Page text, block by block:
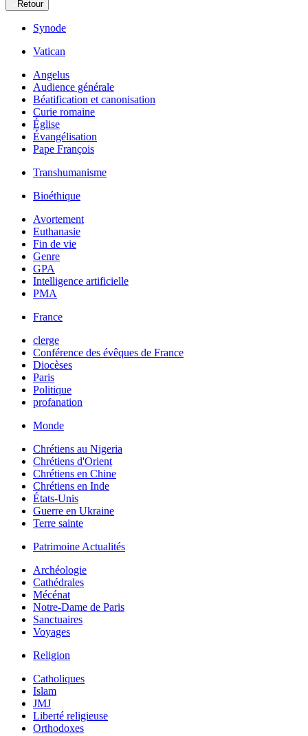
Retour
Synode
Vatican
Angelus
Audience générale
Béatification et canonisation
Curie romaine
Église
Évangélisation
Pape François
Transhumanisme
Bioéthique
Avortement
Euthanasie
Fin de vie
Genre
GPA
Intelligence artificielle
PMA
France
clerge
Conférence des évêques de France
Diocèses
Paris
Politique
profanation
Monde
Chrétiens au Nigeria
Chrétiens d'Orient
Chrétiens en Chine
Chrétiens en Inde
États-Unis
Guerre en Ukraine
Terre sainte
Patrimoine Actualités
Archéologie
Cathédrales
Mécénat
Notre-Dame de Paris
Sanctuaires
Voyages
Religion
Catholiques
Islam
JMJ
Liberté religieuse
Orthodoxes